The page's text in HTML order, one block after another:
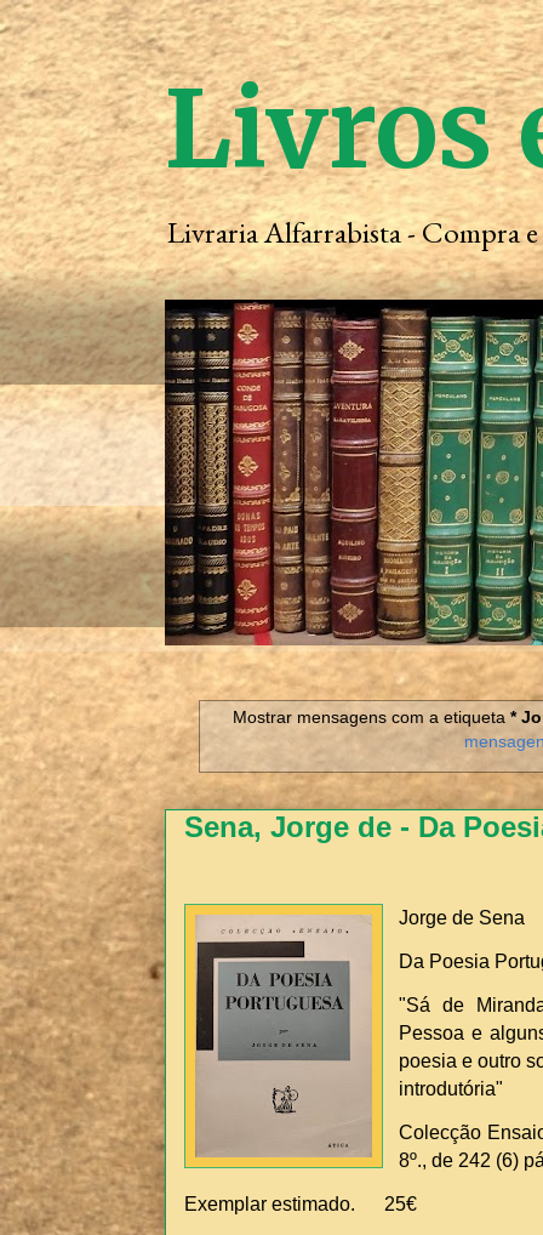
Livros
Livraria Alfarrabista - Compra
Mostrar mensagens com a etiqueta *
Sena, Jorge de - Da
Jorge de Sena
Da Poesia
"Sá de
Pessoa e
poesia e outro
introdutória"
Colecção
8º., de 242 (6)
Exemplar estimado. 25€